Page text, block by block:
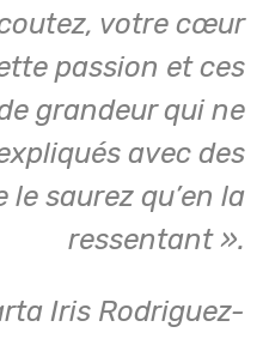
votre cœur
passion et ces
grandeur qui ne
avec des
le saurez qu’en la
ressentant ».
Iris Rodriguez-